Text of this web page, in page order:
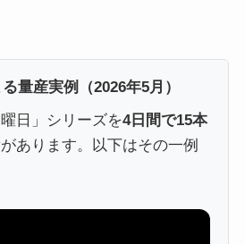
量産実例（2026年5月）
日」シリーズを4日間で15本
あります。以下はその一例